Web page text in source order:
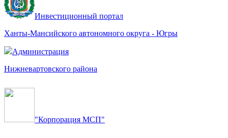
Инвестиционный портал
Ханты-Мансийского автономного округа - Югры
Администрация
Нижневартовского района
"Корпорация МСП"